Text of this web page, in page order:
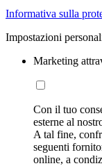
Informativa sulla
Impostazioni
Marketing
Con il tuo
esterne al
A tal fine,
seguenti
online, a